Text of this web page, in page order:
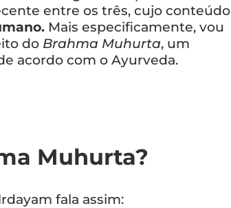
entre os três, cujo conteúdo
Mais especificamente, vou
do Brahma Muhurta, um
acordo com o Ayurveda.
Muhurta?
fala assim: